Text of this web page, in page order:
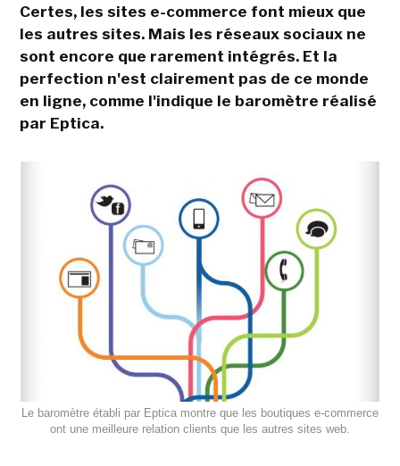
Certes, les sites e-commerce font mieux que
les autres sites. Mais les réseaux sociaux ne
sont encore que rarement intégrés. Et la
perfection n'est clairement pas de ce monde
en ligne, comme l'indique le baromètre réalisé
par Eptica.
Le baromètre établi par Eptica montre que les boutiques e-commerce
ont une meilleure relation clients que les autres sites web.